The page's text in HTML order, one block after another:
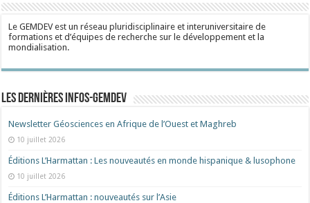
Le GEMDEV est un réseau pluridisciplinaire et interuniversitaire de
formations et d’équipes de recherche sur le développement et la
mondialisation.
Les dernières Infos-Gemdev
Newsletter Géosciences en Afrique de l’Ouest et Maghreb
10 juillet 2026
Éditions L’Harmattan : Les nouveautés en monde hispanique & lusophone
10 juillet 2026
Éditions L’Harmattan : nouveautés sur l’Asie